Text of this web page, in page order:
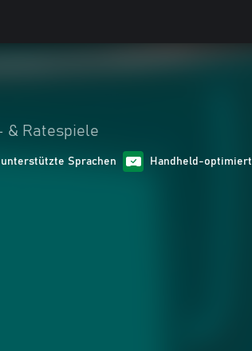
& Ratespiele
unterstützte Sprachen Handheld-optimiert